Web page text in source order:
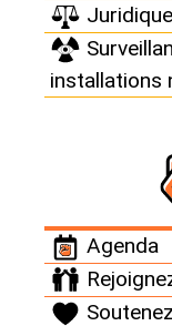
Juridique
installations
Agenda
17 octobre 2016